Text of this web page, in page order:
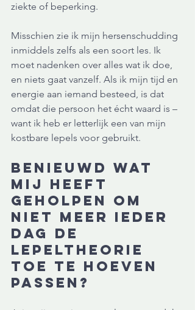
ziekte of beperking.
Misschien zie ik mijn hersenschudding
inmiddels zelfs als een soort les. Ik
moet nadenken over alles wat ik doe,
en niets gaat vanzelf. Als ik mijn tijd en
energie aan iemand besteed, is dat
omdat die persoon het écht waard is –
want ik heb er letterlijk een van mijn
kostbare lepels voor gebruikt.
Benieuwd wat
mij heeft
geholpen om
niet meer ieder
dag de
Lepeltheorie
toe te hoeven
passen?